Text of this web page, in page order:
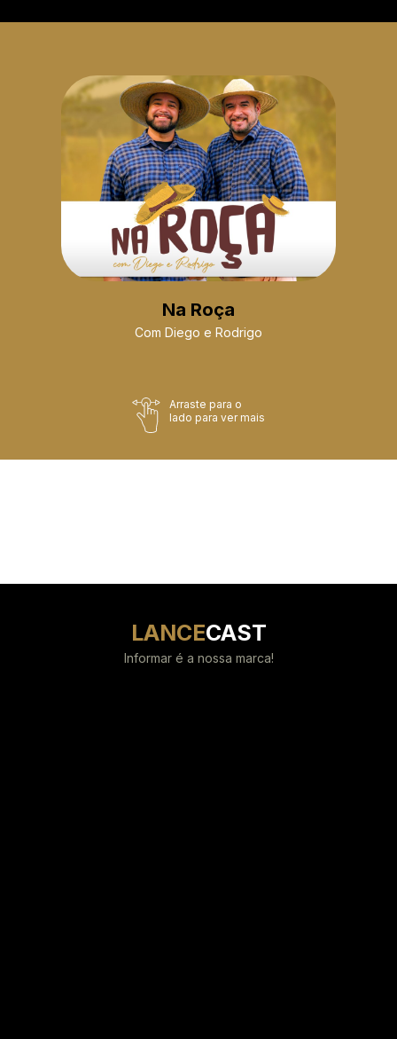
Na Roça
Com Diego e Rodrigo
Arraste para o
lado para ver mais
LANCECAST
Informar é a nossa marca!